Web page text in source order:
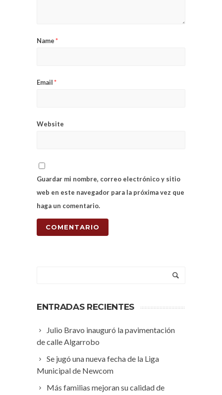
Name*
Email*
Website
Guardar mi nombre, correo electrónico y sitio
web en este navegador para la próxima vez que
haga un comentario.
ENTRADAS RECIENTES
Julio Bravo inauguró la pavimentación
de calle Algarrobo
Se jugó una nueva fecha de la Liga
Municipal de Newcom
Más familias mejoran su calidad de